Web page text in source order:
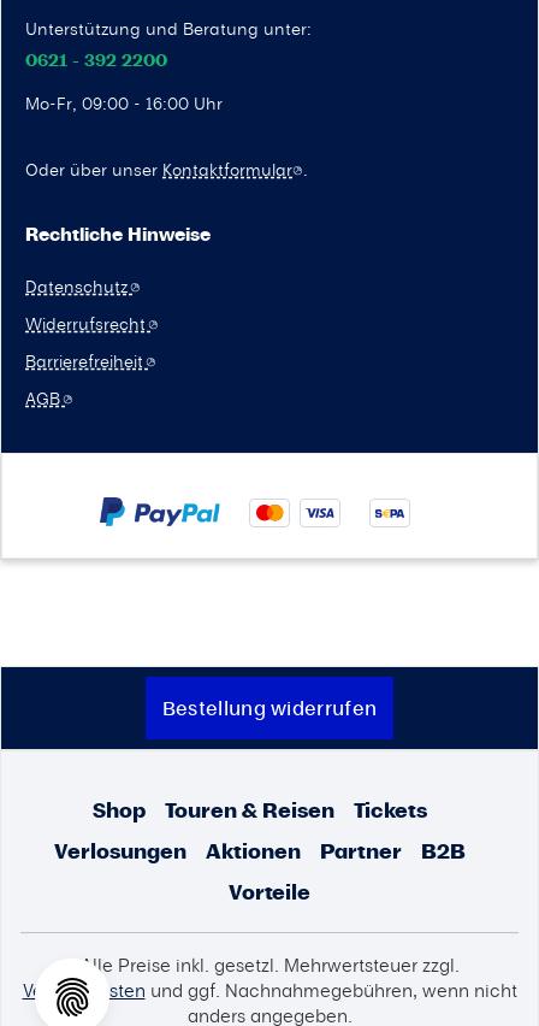
Unterstützung und Beratung unter:
0621 - 392 2200
Mo-Fr, 09:00 - 16:00 Uhr
Oder über unser Kontaktformular .
Rechtliche Hinweise
Datenschutz
Widerrufsrecht
Barrierefreiheit
AGB
Bestellung widerrufen
Shop Touren & Reisen
Tickets
Verlosungen
Aktionen Partner
B2B
Vorteile
Alle Preise inkl. gesetzl. Mehrwertsteuer zzgl.
Versandkosten und ggf. Nachnahmegebühren, wenn nicht
anders angegeben.